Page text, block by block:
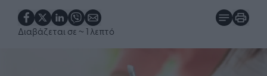
Διαβάζεται σε ~ 1 λεπτό